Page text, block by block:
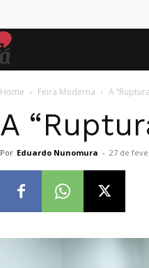
Home Feira Moderna A
A
Por Eduardo Nunomura - 27 de